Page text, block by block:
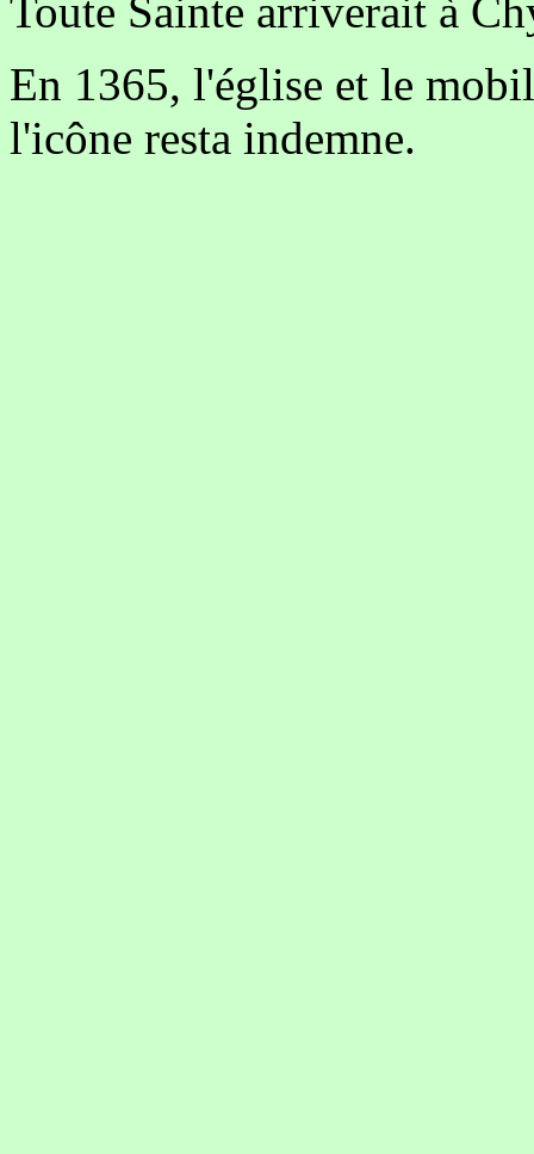
Toute Sainte arriverait à
En 1365, l'église et le
l'icône resta indemne.